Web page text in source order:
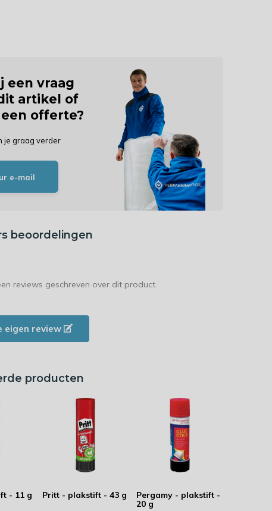
een vraag
artikel of
offerte?
je graag verder
e-mail
beoordelingen
reviews geschreven over dit product.
eigen review
producten
- 11 g Pritt - plakstift - 43 g
Pergamy - plakstift -
20 g